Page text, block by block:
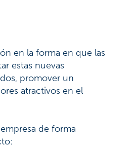
en la forma en que las
estas nuevas
promover un
atractivos en el
de forma